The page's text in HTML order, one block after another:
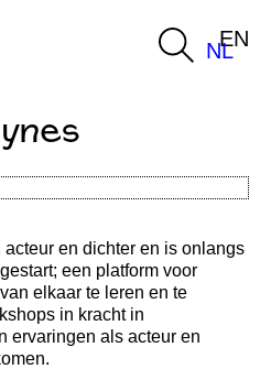
NLEN
en dichter en is onlangs
een platform voor
elkaar te leren en te
in kracht in
ervaringen als acteur en